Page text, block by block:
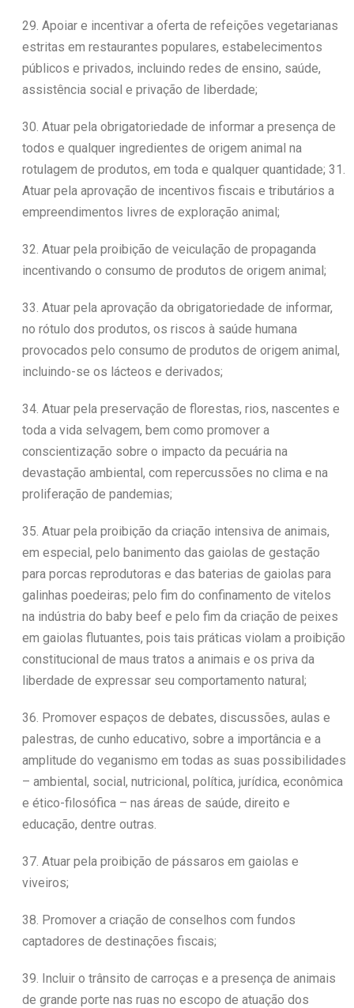
29. Apoiar e incentivar a oferta de refeições vegetarianas
estritas em restaurantes populares, estabelecimentos
públicos e privados, incluindo redes de ensino, saúde,
assistência social e privação de liberdade;
30. Atuar pela obrigatoriedade de informar a presença de
todos e qualquer ingredientes de origem animal na
rotulagem de produtos, em toda e qualquer quantidade; 31.
Atuar pela aprovação de incentivos fiscais e tributários a
empreendimentos livres de exploração animal;
32. Atuar pela proibição de veiculação de propaganda
incentivando o consumo de produtos de origem animal;
33. Atuar pela aprovação da obrigatoriedade de informar,
no rótulo dos produtos, os riscos à saúde humana
provocados pelo consumo de produtos de origem animal,
incluindo-se os lácteos e derivados;
34. Atuar pela preservação de florestas, rios, nascentes e
toda a vida selvagem, bem como promover a
conscientização sobre o impacto da pecuária na
devastação ambiental, com repercussões no clima e na
proliferação de pandemias;
35. Atuar pela proibição da criação intensiva de animais,
em especial, pelo banimento das gaiolas de gestação
para porcas reprodutoras e das baterias de gaiolas para
galinhas poedeiras; pelo fim do confinamento de vitelos
na indústria do baby beef e pelo fim da criação de peixes
em gaiolas flutuantes, pois tais práticas violam a proibição
constitucional de maus tratos a animais e os priva da
liberdade de expressar seu comportamento natural;
36. Promover espaços de debates, discussões, aulas e
palestras, de cunho educativo, sobre a importância e a
amplitude do veganismo em todas as suas possibilidades
– ambiental, social, nutricional, política, jurídica, econômica
e ético-filosófica – nas áreas de saúde, direito e
educação, dentre outras.
37. Atuar pela proibição de pássaros em gaiolas e
viveiros;
38. Promover a criação de conselhos com fundos
captadores de destinações fiscais;
39. Incluir o trânsito de carroças e a presença de animais
de grande porte nas ruas no escopo de atuação dos